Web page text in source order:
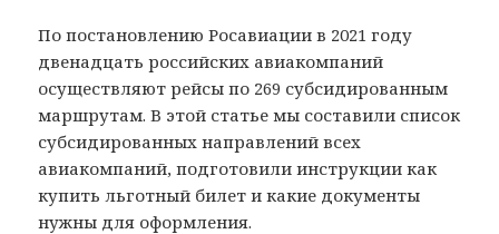
По постановлению Росавиации в 2021 году
двенадцать российских авиакомпаний
осуществляют рейсы по 269 субсидированным
маршрутам. В этой статье мы составили список
субсидированных направлений всех
авиакомпаний, подготовили инструкции как
купить льготный билет и какие документы
нужны для оформления.